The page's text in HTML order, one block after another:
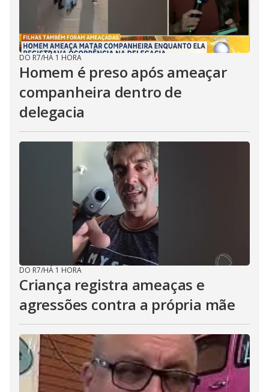
DO R7/HÁ 1 HORA
Homem é preso após ameaçar
companheira dentro de
delegacia
DO R7/HÁ 1 HORA
Criança registra ameaças e
agressões contra a própria mãe